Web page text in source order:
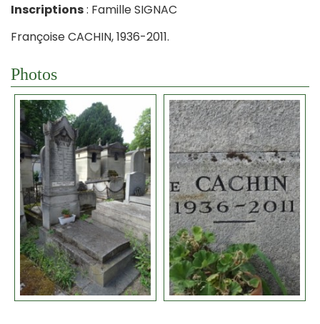
Inscriptions: Famille SIGNAC
Françoise CACHIN, 1936-2011.
Photos